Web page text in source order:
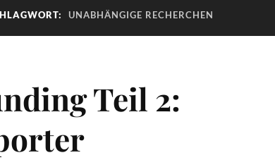
UNABHÄNGIGE RECHERCHEN
Teil 2: